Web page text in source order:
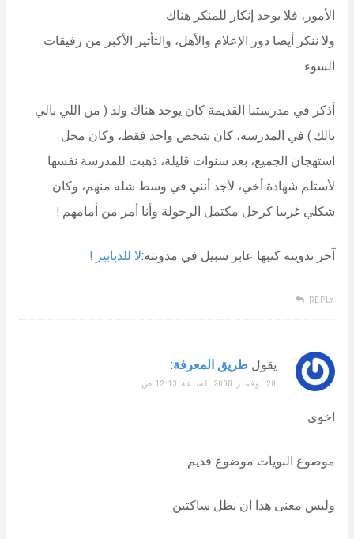
الأمور، فلا يوجد إنكار للمنكر هناك
ولا ننكر أيضا دور الإعلام والأهل، والتأثير الأكبر من رفيقات
السوء
أذكر في مدرستنا القديمة كان يوجد هناك ولد ( من اللي بالي
بالك ) في المدرسة، كان شخص واحد فقط، وكان محل
استهجان الجميع، بعد سنوات قليلة، ذهبت للمدرسة نفسها
لأستلم شهادة أخي، لأجد أنني في وسط شله منهم، وكان
شكلي غريبا كرجل مكتمل الرجولة وأنا أمر من أمامهم !
آخر تدوينة كتبها عابر سبيل في مدونته:لا للدبابير !
REPLY
يقول طريق المعرفة:
28 نوفمبر 2008 الساعة 12:13 ص
اخوي
موضوع البويات موضوع قديم
وليس معنى هذا ان نظل ساكتين